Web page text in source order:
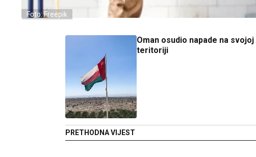
Foto: Freepik
Oman osudio napade na svojoj
teritoriji
PRETHODNA VIJEST